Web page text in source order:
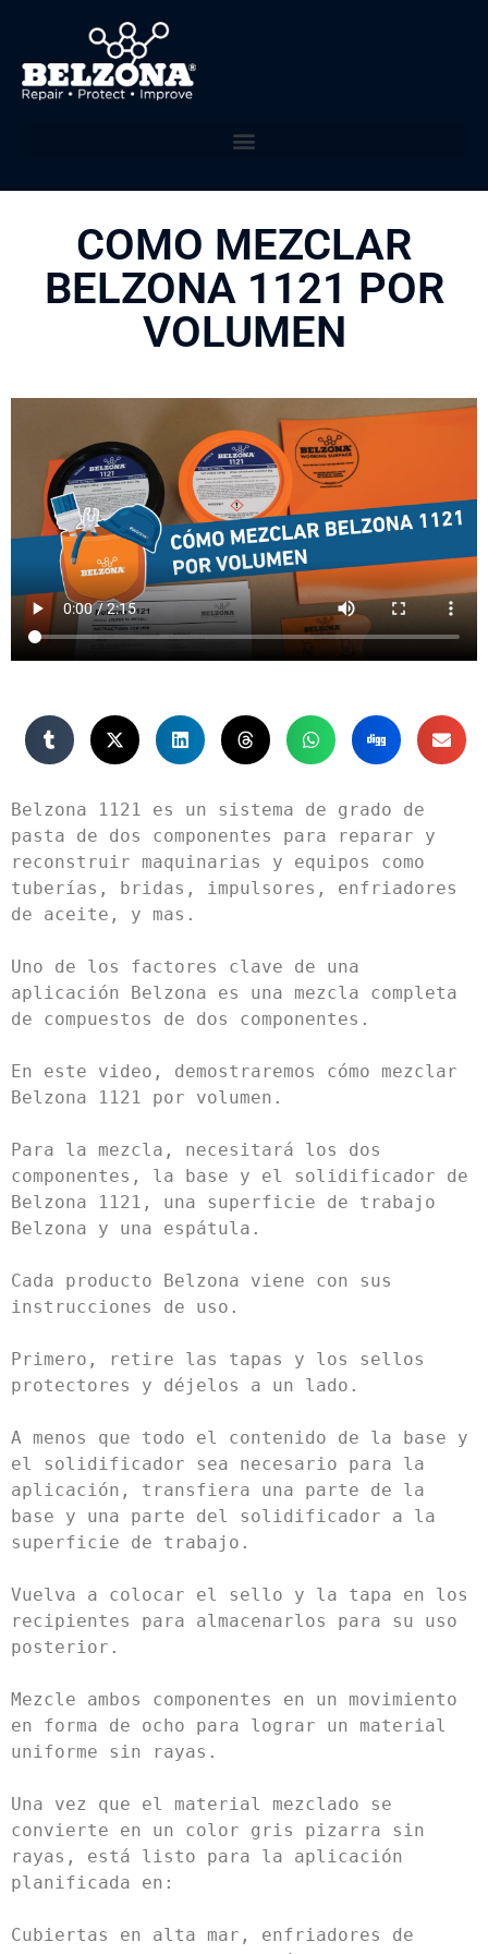
COMO MEZCLAR
BELZONA 1121 POR
VOLUMEN
Belzona 1121 es un sistema de grado de
pasta de dos componentes para reparar y
reconstruir maquinarias y equipos como
tuberías, bridas, impulsores, enfriadores
de aceite, y mas.
Uno de los factores clave de una
aplicación Belzona es una mezcla completa
de compuestos de dos componentes.
En este video, demostraremos cómo mezclar
Belzona 1121 por volumen.
Para la mezcla, necesitará los dos
componentes, la base y el solidificador de
Belzona 1121, una superficie de trabajo
Belzona y una espátula.
Cada producto Belzona viene con sus
instrucciones de uso.
Primero, retire las tapas y los sellos
protectores y déjelos a un lado.
A menos que todo el contenido de la base y
el solidificador sea necesario para la
aplicación, transfiera una parte de la
base y una parte del solidificador a la
superficie de trabajo.
Vuelva a colocar el sello y la tapa en los
recipientes para almacenarlos para su uso
posterior.
Mezcle ambos componentes en un movimiento
en forma de ocho para lograr un material
uniforme sin rayas.
Una vez que el material mezclado se
convierte en un color gris pizarra sin
rayas, está listo para la aplicación
planificada en:
Cubiertas en alta mar, enfriadores de